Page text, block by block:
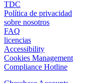
TDC
Política de privacidad
sobre nosotros
FAQ
licencias
Accessibility
Cookies Management
Compliance Hotline